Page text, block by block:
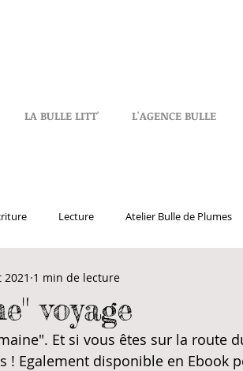
LA BULLE LITT' L'AGENCE BULLE
Lecture Atelier Bulle de Plumes
Jours de Semaine
Toulon Editions du 123 Avant-
voyage
2021 1 min de lecture
Et si vous êtes sur la route
! Egalement disponible en Ebook